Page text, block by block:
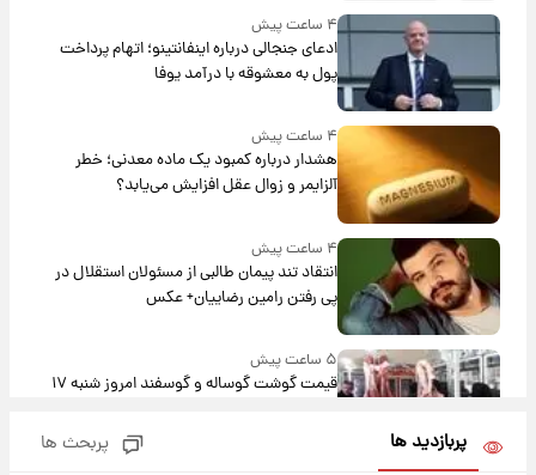
۴ ساعت پیش
ادعای جنجالی درباره اینفانتینو؛ اتهام پرداخت
پول به معشوقه با درآمد یوفا
۴ ساعت پیش
هشدار درباره کمبود یک ماده معدنی؛ خطر
آلزایمر و زوال عقل افزایش می‌یابد؟
۴ ساعت پیش
انتقاد تند پیمان طالبی از مسئولان استقلال در
پی رفتن رامین رضاییان+ عکس
۵ ساعت پیش
قیمت گوشت گوساله و گوسفند امروز شنبه ۱۷
پربازدید ها پربحث ها